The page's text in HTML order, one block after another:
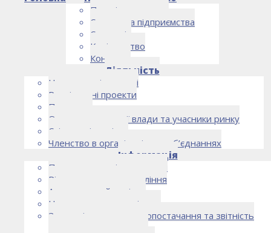
Про підприємство
Структура підприємства
Стратегія
Керівництво
Контакти
Діяльність
Напрямки діяльності
Реалізовані проекти
Партнери
Органи державної влади та учасники ринку
Спільна діяльність
Членство в організаціях та об’єднаннях
Інформація
Правоустановчі документи
Рішення органу управління
Аудиторський комітет
Нормативно-правові акти
Загальні умови електропостачання та звітність
НОВИНИ